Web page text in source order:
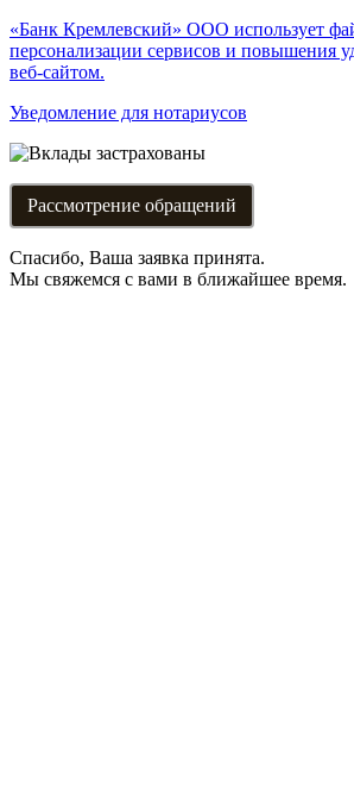
«Банк Кремлевский» ООО использует
персонализации сервисов и повышения
веб-сайтом.
Уведомление для нотариусов
Рассмотрение обращений
Спасибо, Ваша заявка принята.
Мы свяжемся с вами в ближайшее время.